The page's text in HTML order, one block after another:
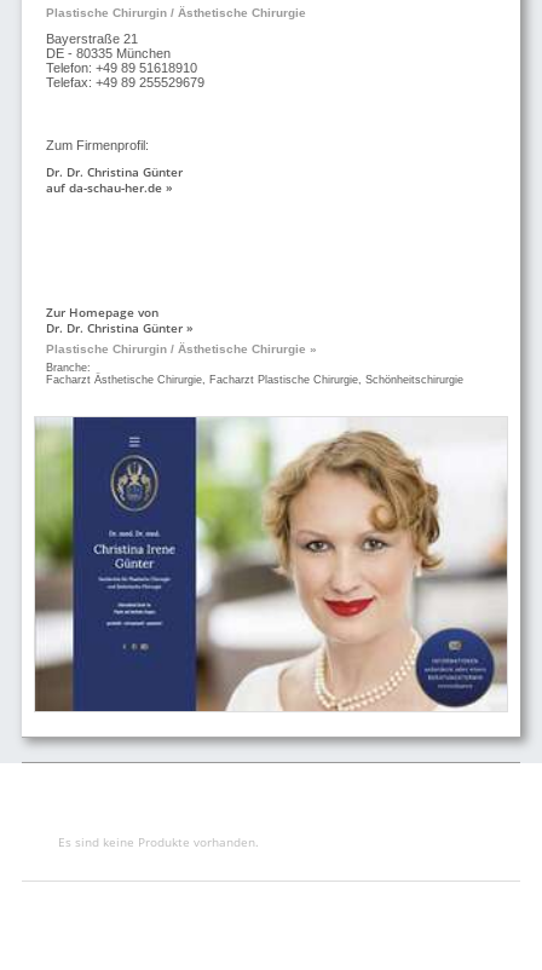
Plastische Chirurgin / Ästhetische Chirurgie
Bayerstraße 21
DE - 80335 München
Telefon: +49 89 51618910
Telefax: +49 89 255529679
Zum Firmenprofil:
Dr. Dr. Christina Günter
auf da-schau-her.de »
Zur Homepage von
Dr. Dr. Christina Günter »
Plastische Chirurgin / Ästhetische Chirurgie »
Branche:
Facharzt Ästhetische Chirurgie, Facharzt Plastische Chirurgie, Schönheitschirurgie
Es sind keine Produkte vorhanden.